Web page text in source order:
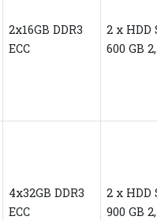
2x16GB DDR3
ECC
2 x HDD
600 GB
4x32GB DDR3
ECC
2 x HDD
900 GB